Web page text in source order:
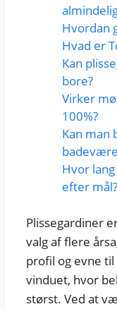
Hvordan
Hvad er
Kan
bore?
Virker
100%?
Kan man
Hvor
efter mål?
Plissegardiner
valg af flere
profil og evne
vinduet, hvor
størst. Ved at